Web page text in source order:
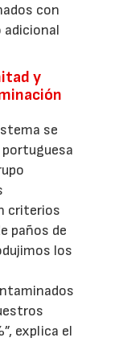
con
adicional
y
se
portuguesa
criterios
paños de
los
explica el